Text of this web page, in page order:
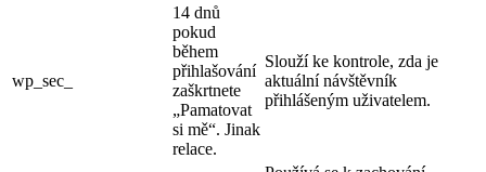
wp_sec_
14 dnů
pokud
během
přihlašování
zaškrtnete
„Pamatovat
si mě“. Jinak
relace.
Slouží ke kontrole, zda je
aktuální návštěvník
přihlášeným uživatelem.